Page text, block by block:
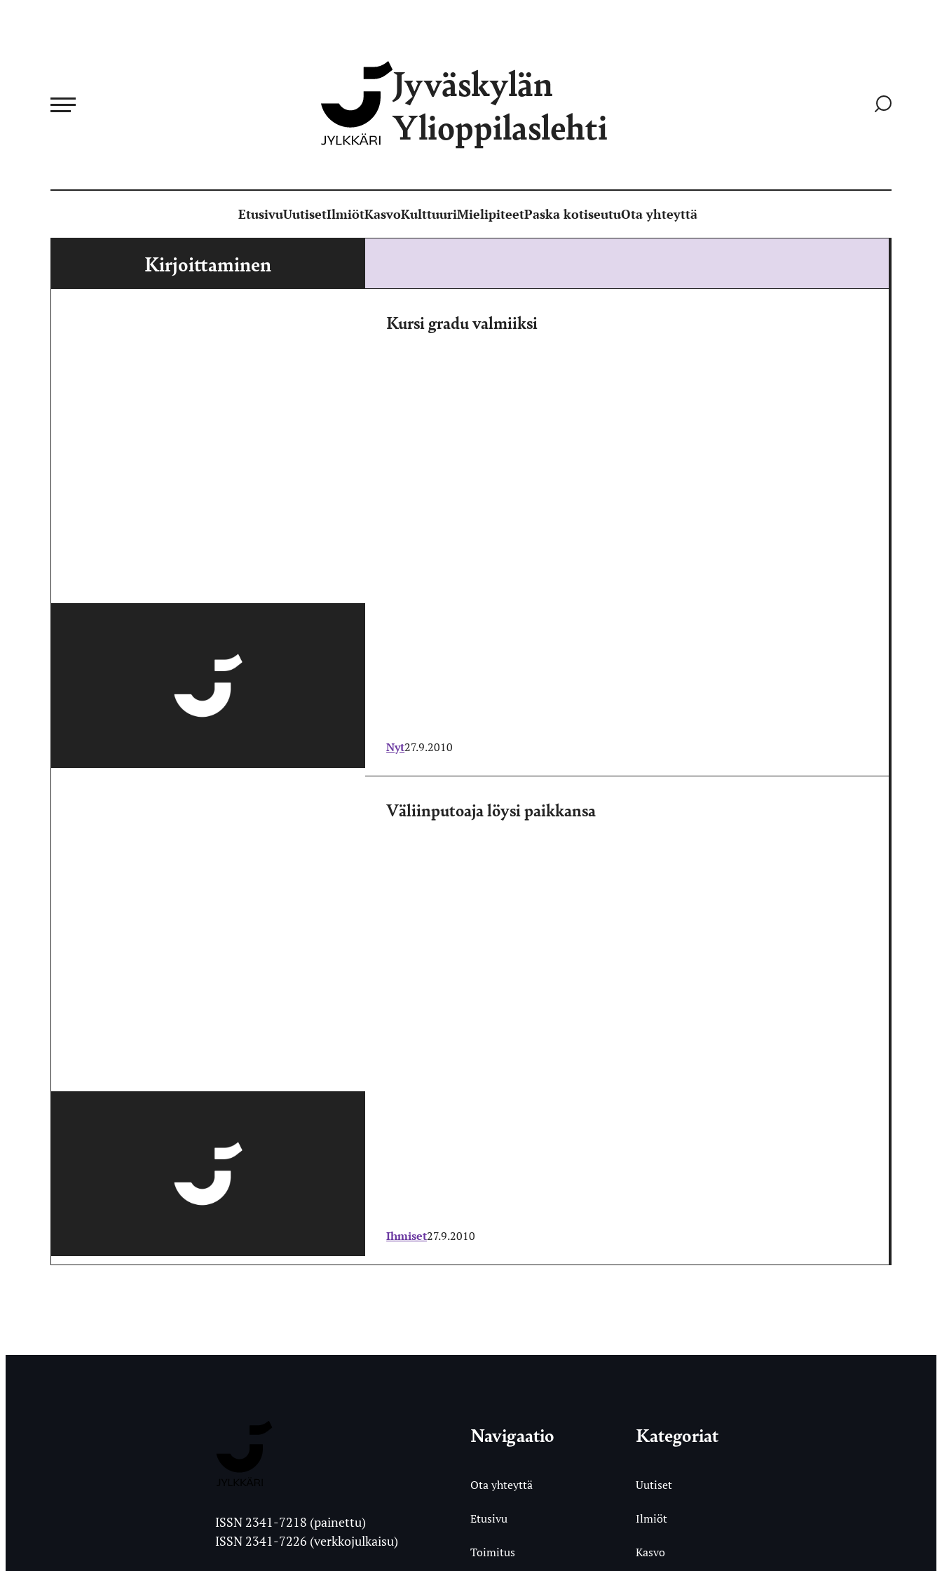
Jyväskylän
Ylioppilaslehti
Siirry
EtusivuUutisetIlmiötKasvoKulttuuriMielipiteetPaska kotiseutuOta yhteyttä
Kirjoittaminen
Kursi gradu valmiiksi
Nyt27.9.2010
Väliinputoaja löysi paikkansa
Ihmiset27.9.2010
Ylioppilaslehti
ISSN 2341-7218 (painettu)
ISSN 2341-7226 (verkkojulkaisu)
Navigaatio
Ota yhteyttä
Etusivu
Toimitus
Kategoriat
Uutiset
Ilmiöt
Kasvo